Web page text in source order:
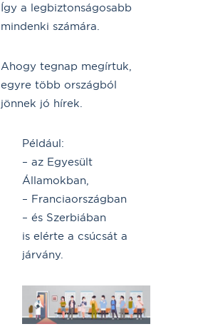
Így a legbiztonságosabb
mindenki számára.
Ahogy tegnap megírtuk,
egyre több országból
jönnek jó hírek.
Például:
– az Egyesült
Államokban,
– Franciaországban
– és Szerbiában
is elérte a csúcsát a
járvány.